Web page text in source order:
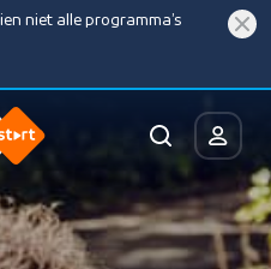
niet alle programma’s